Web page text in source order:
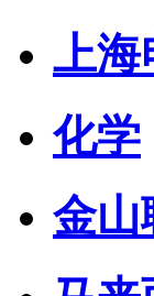
上海
化学
金山